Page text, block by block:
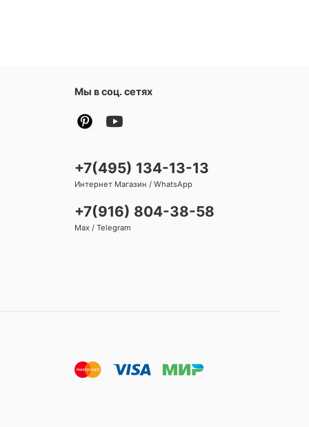
Мы в соц. сетях
+7(495) 134-13-13
Интернет Магазин / WhatsApp
+7(916) 804-38-58
Max / Telegram